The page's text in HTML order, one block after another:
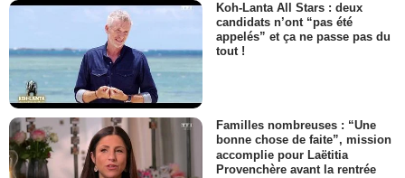
Koh-Lanta All Stars : deux
candidats n’ont “pas été
appelés” et ça ne passe pas du
tout !
Familles nombreuses : “Une
bonne chose de faite”, mission
accomplie pour Laëtitia
Provenchère avant la rentrée